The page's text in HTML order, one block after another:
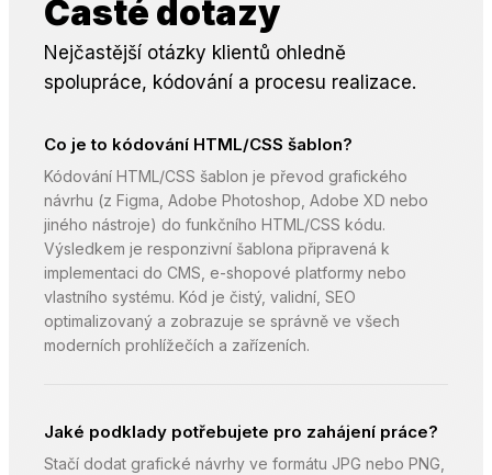
Časté dotazy
Nejčastější otázky klientů ohledně
spolupráce, kódování a procesu realizace.
Co je to kódování HTML/CSS šablon?
Kódování HTML/CSS šablon je převod grafického
návrhu (z Figma, Adobe Photoshop, Adobe XD nebo
jiného nástroje) do funkčního HTML/CSS kódu.
Výsledkem je responzivní šablona připravená k
implementaci do CMS, e-shopové platformy nebo
vlastního systému. Kód je čistý, validní, SEO
optimalizovaný a zobrazuje se správně ve všech
moderních prohlížečích a zařízeních.
Jaké podklady potřebujete pro zahájení práce?
Stačí dodat grafické návrhy ve formátu JPG nebo PNG,